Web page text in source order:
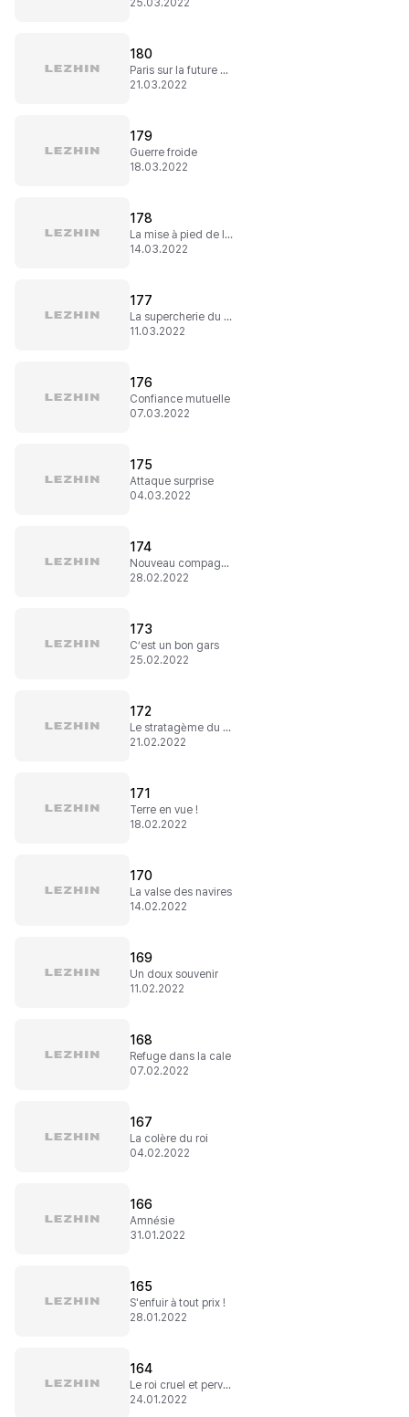
25.03.2022
180
Paris sur la future mariée
21.03.2022
179
Guerre froide
18.03.2022
178
La mise à pied de l'abbé
14.03.2022
177
La supercherie du baron
11.03.2022
176
Confiance mutuelle
07.03.2022
175
Attaque surprise
04.03.2022
174
Nouveau compagnon de route
28.02.2022
173
C’est un bon gars
25.02.2022
172
Le stratagème du baron
21.02.2022
171
Terre en vue !
18.02.2022
170
La valse des navires
14.02.2022
169
Un doux souvenir
11.02.2022
168
Refuge dans la cale
07.02.2022
167
La colère du roi
04.02.2022
166
Amnésie
31.01.2022
165
S'enfuir à tout prix !
28.01.2022
164
Le roi cruel et pervers
24.01.2022